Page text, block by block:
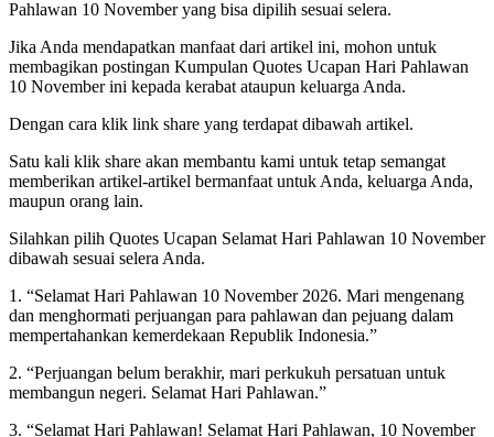
Pahlawan 10 November yang bisa dipilih sesuai selera.
Jika Anda mendapatkan manfaat dari artikel ini, mohon untuk
membagikan postingan Kumpulan Quotes Ucapan Hari Pahlawan
10 November ini kepada kerabat ataupun keluarga Anda.
Dengan cara klik link share yang terdapat dibawah artikel.
Satu kali klik share akan membantu kami untuk tetap semangat
memberikan artikel-artikel bermanfaat untuk Anda, keluarga Anda,
maupun orang lain.
Silahkan pilih Quotes Ucapan Selamat Hari Pahlawan 10 November
dibawah sesuai selera Anda.
1. “Selamat Hari Pahlawan 10 November 2026. Mari mengenang
dan menghormati perjuangan para pahlawan dan pejuang dalam
mempertahankan kemerdekaan Republik Indonesia.”
2. “Perjuangan belum berakhir, mari perkukuh persatuan untuk
membangun negeri. Selamat Hari Pahlawan.”
3. “Selamat Hari Pahlawan! Selamat Hari Pahlawan, 10 November